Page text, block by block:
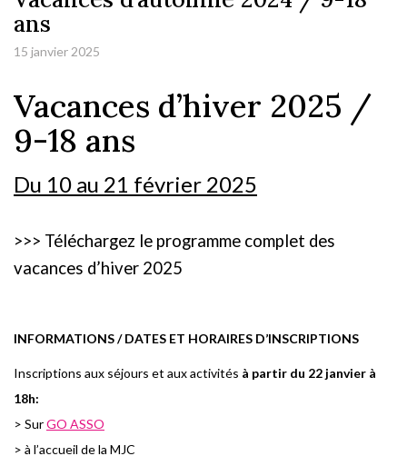
ans
15 janvier 2025
Vacances d’hiver 2025 /
9-18 ans
Du 10 au 21 février 2025
>>> Téléchargez le programme complet des
vacances d’hiver 2025
INFORMATIONS / DATES ET HORAIRES D’INSCRIPTIONS
Inscriptions aux séjours et aux activités à partir du 22 janvier à
18h:
> SurGO ASSO
> à l’accueil de la MJC